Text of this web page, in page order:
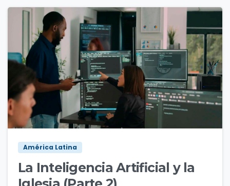
5
América Latina
La Inteligencia Artificial y la